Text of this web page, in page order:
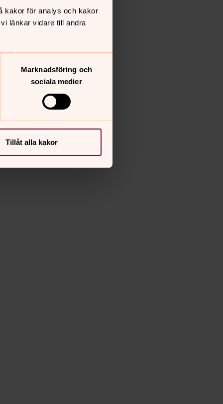
kakor för analys och kakor
länkar vidare till andra
Marknadsföring och
sociala medier
Tillåt alla kakor